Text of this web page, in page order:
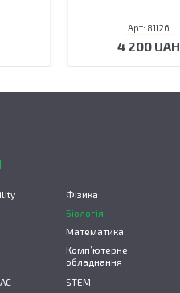
Арт: 81126
4 200 UAH
Фізика
Біологія
Математика
Комп’ютерне
обладнання
STEM